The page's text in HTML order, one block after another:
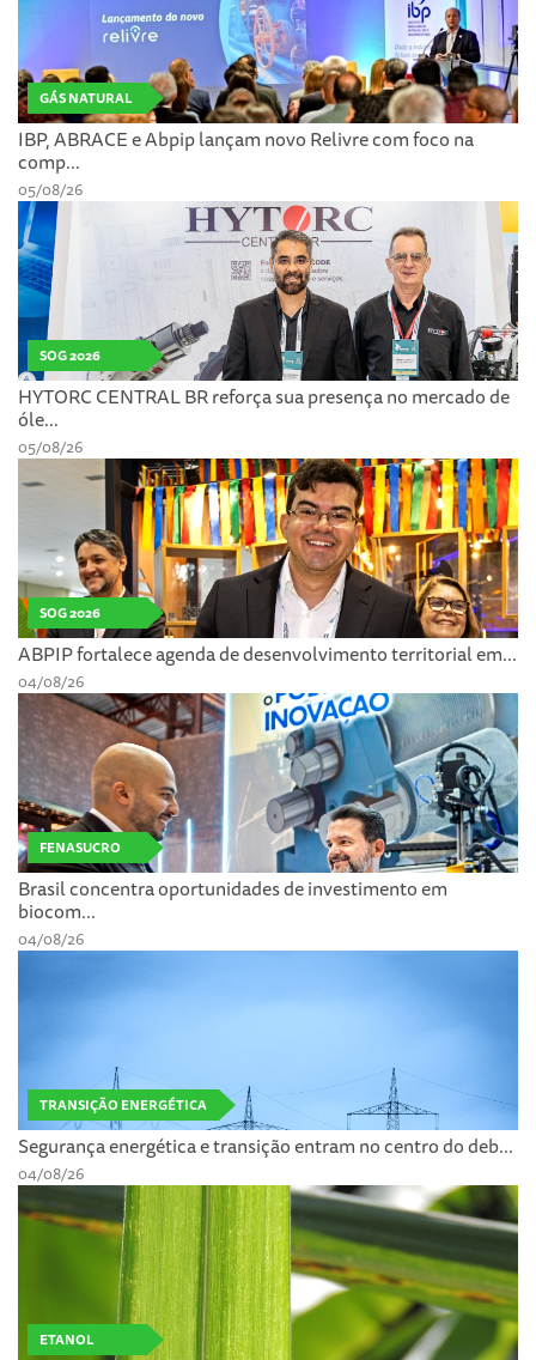
GÁS NATURAL
IBP, ABRACE e Abpip lançam novo Relivre com foco na
comp...
05/08/26
SOG 2026
HYTORC CENTRAL BR reforça sua presença no mercado de
óle...
05/08/26
SOG 2026
ABPIP fortalece agenda de desenvolvimento territorial em...
04/08/26
FENASUCRO
Brasil concentra oportunidades de investimento em
biocom...
04/08/26
TRANSIÇÃO ENERGÉTICA
Segurança energética e transição entram no centro do deb...
04/08/26
ETANOL